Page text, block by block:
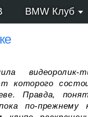
BMW Клуб
видеоролик-
которого
Правда,
по-прежнему